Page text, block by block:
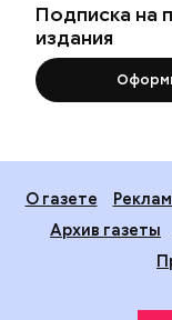
Подписка на
издания
О газете
Архив газеты